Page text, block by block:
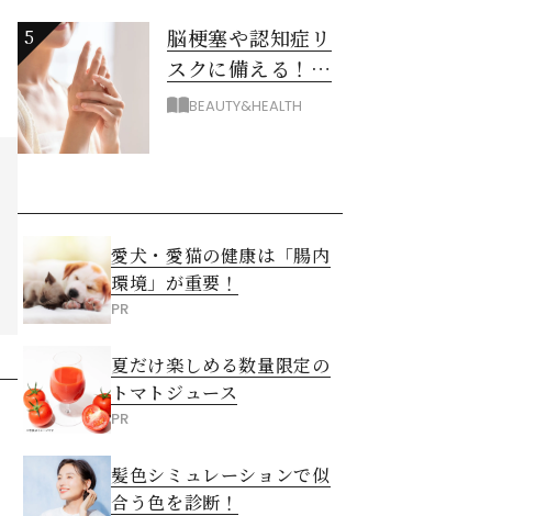
5
脳梗塞や認知症リ
スクに備える！ゴ
ースト血管を復活
BEAUTY&HEALTH
愛犬・愛猫の健康は「腸内
環境」が重要！
PR
夏だけ楽しめる数量限定の
トマトジュース
PR
髪色シミュレーションで似
合う色を診断！